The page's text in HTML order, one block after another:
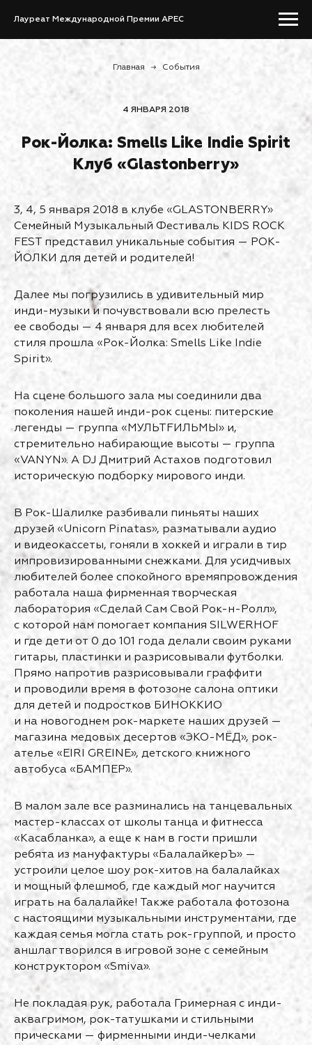
Лауреат Международной Премии APEC
Главная → События
4 ЯНВАРЯ 2018
Рок-Йолка: Smells Like Indie Spirit
Клуб «Glastonberry»
3, 4, 5 января 2018 в клубе «GLASTONBERRY»
Семейный Музыкальный Фестиваль KIDS ROCK
FEST представил уникальные события — РОК-
ЙОЛКИ для детей и родителей!
Далее мы погрузились в удивительный мир
инди-музыки и почувствовали всю прелесть
ее свободы — 4 января для всех любителей
стиля прошла «Рок-Йолка: Smells Like Indie
Spirit».
На сцене большого зала мы соединили два
поколения нашей инди-рок сцены: питерские
легенды — группа «МУЛЬТFИЛЬМЫ» и,
стремительно набирающие высоты — группа
«VANYN». А DJ Дмитрий Астахов подготовил
историческую подборку мирового инди.
В Рок-Шалилке разбивали пиньяты наших
друзей «Unicorn Pinatas», разматывали аудио
и видеокассеты, гоняли в хоккей и играли в тир
импровизированными снежками. Для усидчивых
любителей более спокойного времяпровождения
работала наша фирменная творческая
лаборатория «Сделай Сам Свой Рок-н-Ролл»,
с которой нам помогает компания SILWERHOF
и где дети от 0 до 101 года делали своим руками
гитары, пластинки и разрисовывали футболки.
Прямо напротив разрисовывали граффити
и проводили время в фотозоне салона оптики
для детей и подростков БИНОККИО
и на новогоднем рок-маркете наших друзей —
магазина медовых десертов «ЭКО-МЁД», рок-
ателье «EIRI GREINE», детского книжного
автобуса «БАМПЕР».
В малом зале все разминались на танцевальных
мастер-классах от школы танца и фитнесса
«Касабланка», а еще к нам в гости пришли
ребята из мануфактуры «БалалайкерЪ» —
устроили целое шоу рок-хитов на балалайках
и мощный флешмоб, где каждый мог научится
играть на балалайке! Также работала фотозона
с настоящими музыкальными инструментами, где
каждая семья могла стать рок-группой, и просто
аншлаг творился в игровой зоне с семейным
конструктором «Smiva».
Не покладая рук, работала Гримерная с инди-
аквагримом, рок-татушками и стильными
прическами — фирменными инди-челками